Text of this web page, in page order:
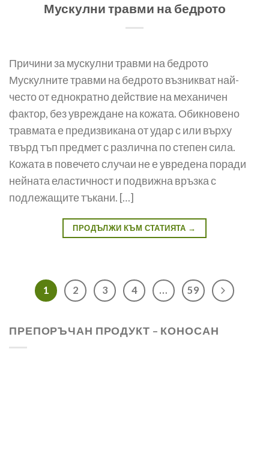
Мускулни травми на бедрото
Причини за мускулни травми на бедрото
Мускулните травми на бедрото възникват най-
често от еднократно действие на механичен
фактор, без увреждане на кожата. Обикновено
травмата е предизвикана от удар с или върху
твърд тъп предмет с различна по степен сила.
Кожата в повечето случаи не е увредена поради
нейната еластичност и подвижна връзка с
подлежащите тъкани. […]
ПРОДЪЛЖИ КЪМ СТАТИЯТА →
1 2 3 4 … 59
ПРЕПОРЪЧАН ПРОДУКТ – КОНОСАН